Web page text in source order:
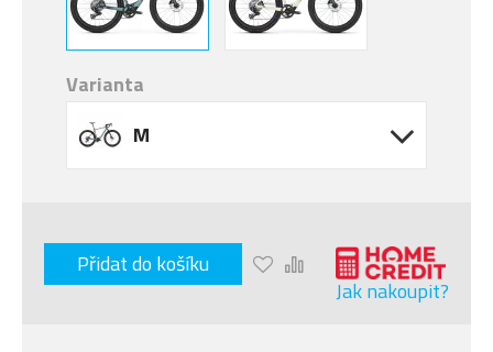
Varianta
M
Přidat do košíku
Jak nakoupit?